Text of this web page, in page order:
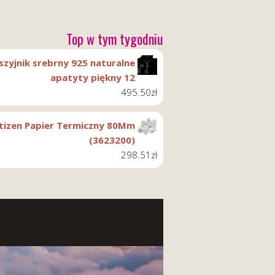
Top w tym tygodniu
srebrny 925 naturalne
apatyty piękny 12
495.50zł
Papier Termiczny 80Mm
(3623200)
298.51 zł